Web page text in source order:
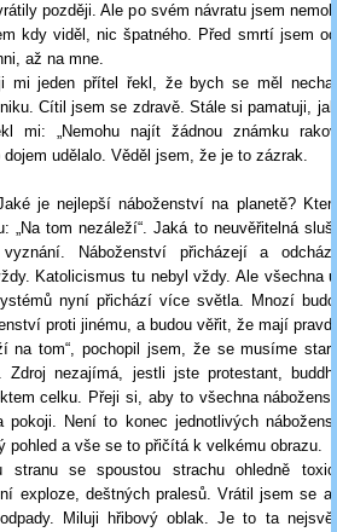
později. Ale po svém návratu jsem
kdy viděl, nic špatného. Před smrtí jsem
až na mne.
mi jeden přítel řekl, že bych se měl
Cítil jsem se zdravě. Stále si pamatuji,
mi: „Nemohu najít žádnou známku
udělalo. Věděl jsem, že je to zázrak.
je nejlepší náboženství na planetě?
„Na tom nezáleží“. Jaká to neuvěřitelná
Náboženství přicházejí a
Katolicismus tu nebyl vždy. Ale všechna
nyní přichází více světla. Mnozí
proti jinému, a budou věřit, že mají
na tom“, pochopil jsem, že se musíme
Zdroj nezajímá, jestli jste protestant,
celku. Přeji si, aby to všechna
pokoji. Není to konec jednotlivých
pohled a vše se to přičítá k velkému obrazu.
stranu se spoustou strachu ohledně
exploze, deštných pralesů. Vrátil jsem se
Miluji hřibový oblak. Je to ta